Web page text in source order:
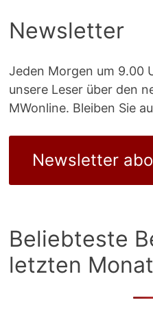
Newsletter
Jeden Morgen um 9.00
unsere Leser über den
MWonline. Bleiben Sie
Newsletter
Beliebteste
letzten